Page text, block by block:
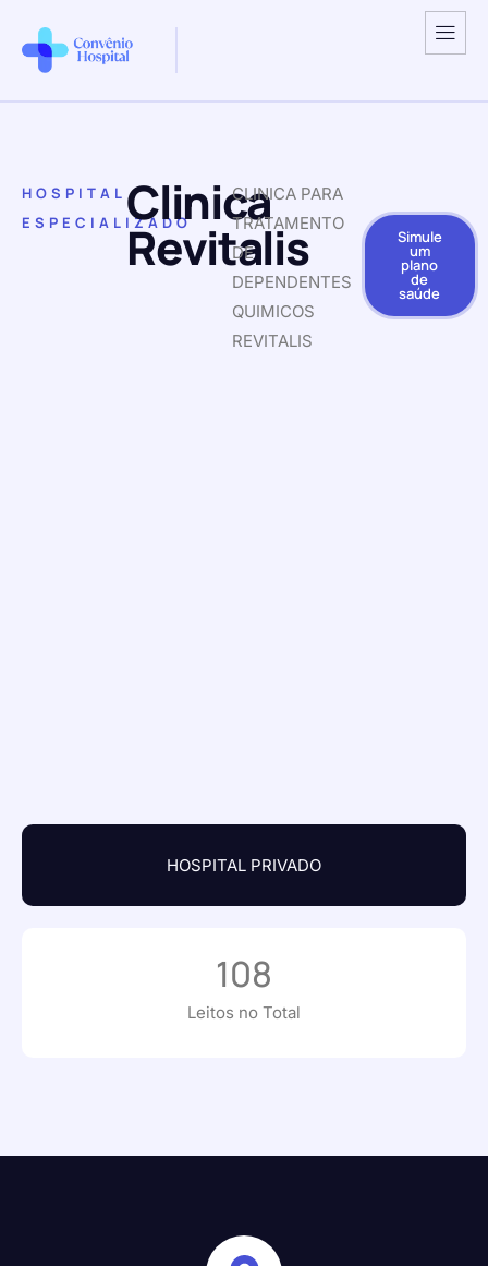
HOSPITAL
ESPECIALIZADOClinica
Revitalis
CLINICA PARA
TRATAMENTO
DE
DEPENDENTES
QUIMICOS
REVITALIS
Simule
um
plano
de
saúde
HOSPITAL PRIVADO
Leitos no Total
108